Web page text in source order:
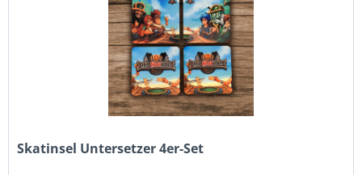
Skatinsel Untersetzer 4er-Set